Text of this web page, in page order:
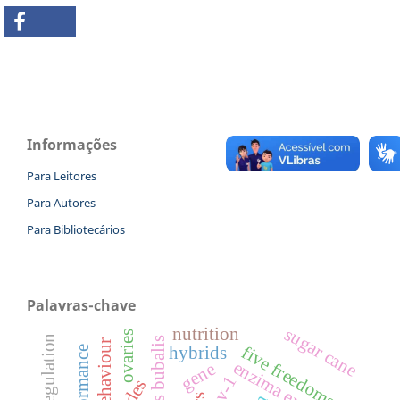
Informações
Para Leitores
Para Autores
Para Bibliotecários
Palavras-chave
gene
behaviour five freedoms
sugar cane
ovaries nutrition
hybrids